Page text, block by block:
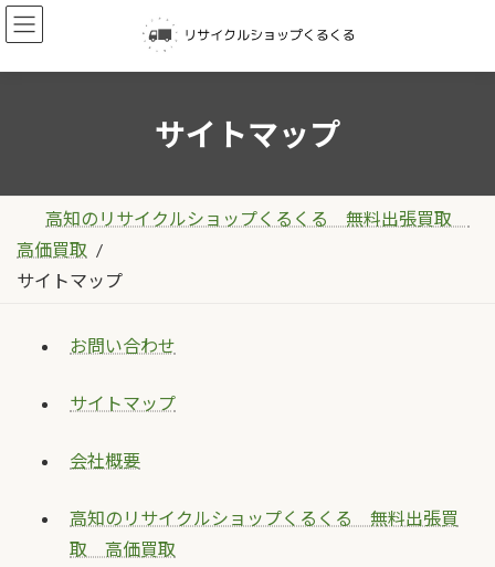
コ
ン
テ
ス
ナ
ビ
ゲ
ン
サイトマップ
高知のリサイクルショップくるくる 無料出張買取
高価買取
サイトマップ
お問い合わせ
サイトマップ
会社概要
高知のリサイクルショップくるくる 無料出張買
取 高価買取